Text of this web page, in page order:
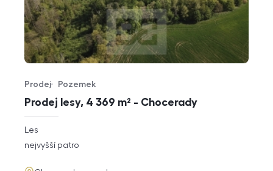
Prodej lesy, 4 369 m² - Chocerady
Typ nabídky
Prodej
Typ nemovitosti
Pozemek
rozměry
dispozice
Les
funkce
nejvyšší patro